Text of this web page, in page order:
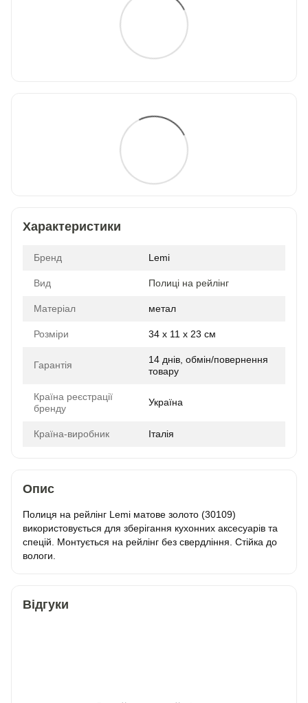
Характеристики
Бренд Lemi
Вид Полиці на рейлінг
Матеріал метал
Розміри 34 x 11 x 23 см
Гарантія
14 днів, обмін/повернення
товару
Країна реєстрації
бренду
Україна
Країна-виробник Італія
Опис
Полиця на рейлінг Lemi матове золото (30109)
використовується для зберігання кухонних аксесуарів та
спецій. Монтується на рейлінг без свердління. Стійка до
вологи.
Відгуки